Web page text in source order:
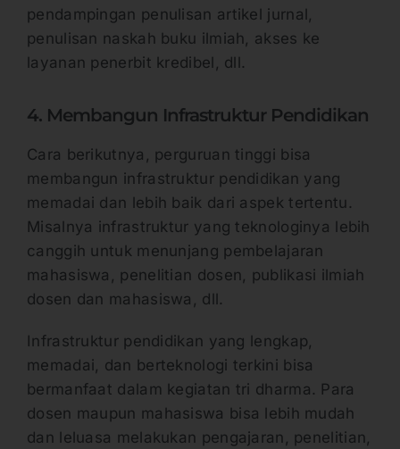
pendampingan penulisan artikel jurnal,
penulisan naskah buku ilmiah, akses ke
layanan penerbit kredibel, dll.
4. Membangun Infrastruktur Pendidikan
Cara berikutnya, perguruan tinggi bisa
membangun infrastruktur pendidikan yang
memadai dan lebih baik dari aspek tertentu.
Misalnya infrastruktur yang teknologinya lebih
canggih untuk menunjang pembelajaran
mahasiswa, penelitian dosen, publikasi ilmiah
dosen dan mahasiswa, dll.
Infrastruktur pendidikan yang lengkap,
memadai, dan berteknologi terkini bisa
bermanfaat dalam kegiatan tri dharma. Para
dosen maupun mahasiswa bisa lebih mudah
dan leluasa melakukan pengajaran, penelitian,